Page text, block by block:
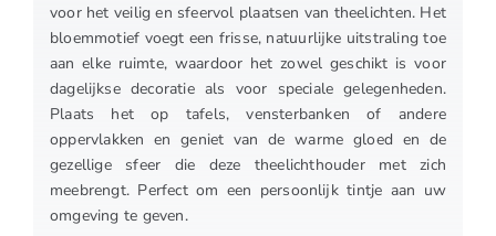
voor het veilig en sfeervol plaatsen van theelichten. Het
bloemmotief voegt een frisse, natuurlijke uitstraling toe
aan elke ruimte, waardoor het zowel geschikt is voor
dagelijkse decoratie als voor speciale gelegenheden.
Plaats het op tafels, vensterbanken of andere
oppervlakken en geniet van de warme gloed en de
gezellige sfeer die deze theelichthouder met zich
meebrengt. Perfect om een persoonlijk tintje aan uw
omgeving te geven.